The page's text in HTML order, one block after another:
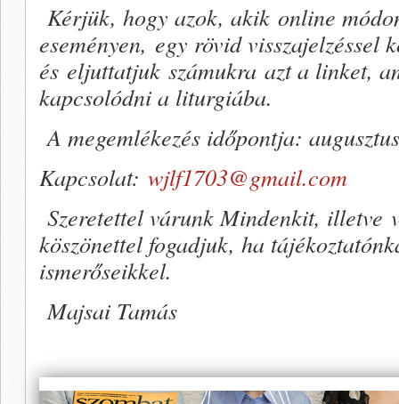
Kérjük, hogy azok, akik online
eseményen, egy rövid visszajelzéssel
és eljuttatjuk számukra azt a linket,
kapcsolódni a liturgiába.
A megemlékezés időpontja:
Kapcsolat: wjlf1703@gmail.com
Szeretettel várunk Mindenkit, illetve
köszönettel fogadjuk, ha
ismerőseikkel.
Majsai Tamás